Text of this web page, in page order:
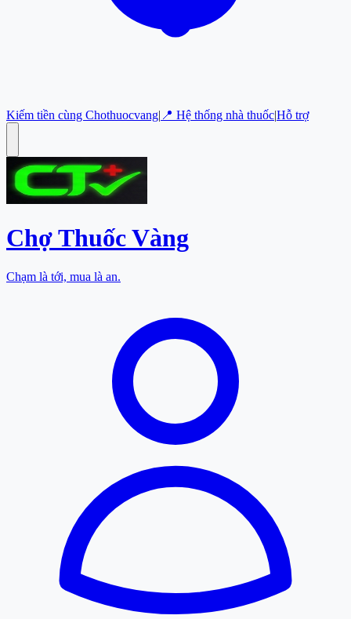
Kiếm tiền cùng Chothuocvang| 📍 Hệ thống nhà thuốc|Hỗ trợ
Chợ ThuốcVàng
Chạm là tới, mua là an.